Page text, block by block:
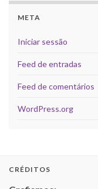
META
Iniciar sessão
Feed de entradas
Feed de comentários
WordPress.org
CRÉDITOS